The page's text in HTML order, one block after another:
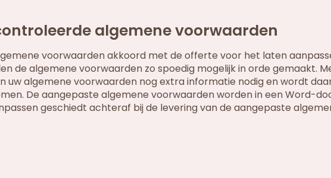
algemene voorwaarden
voorwaarden akkoord met de offerte voor het laten
de algemene voorwaarden zo spoedig mogelijk in orde gemaakt.
uw algemene voorwaarden nog extra informatie nodig en wordt
De aangepaste algemene voorwaarden worden in een Word-
geschiedt achteraf bij de levering van de aangepaste